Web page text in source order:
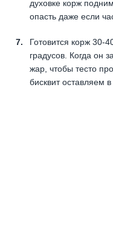
духовке корж
опасть даже если
Готовится корж 30-
градусов. Когда он
жар, чтобы тесто
бисквит оставляем в